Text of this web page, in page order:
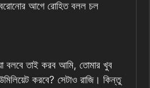
আগে রোহিত বলল চল
বলবে তাই করব আমি, তোমার খুব
করবে? সেটাও রাজি। কিন্তু